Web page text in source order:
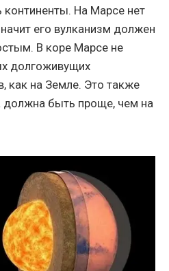
континенты. На Марсе нет
его вулканизм должен
В коре Марсе не
долгоживущих
как на Земле. Это также
должна быть проще, чем на